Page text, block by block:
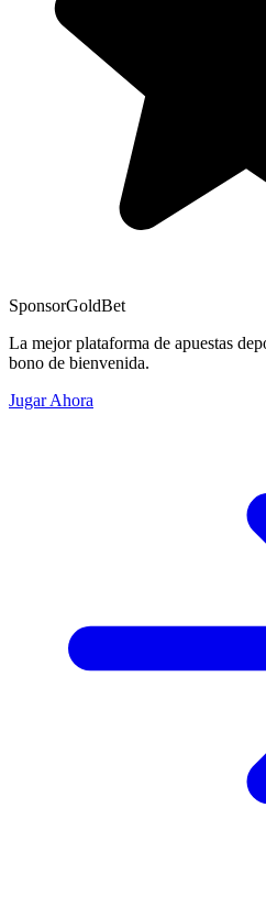
SponsorGoldBet
La mejor plataforma de apuestas
bono de bienvenida.
Jugar Ahora